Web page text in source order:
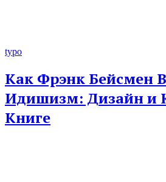
typo
Как Фрэнк Бейсмен
Идишизм: Дизайн и
Книге